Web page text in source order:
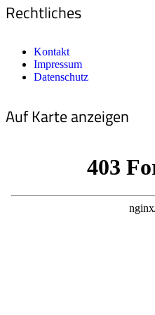
Rechtliches
Kontakt
Impressum
Datenschutz
Auf Karte anzeigen